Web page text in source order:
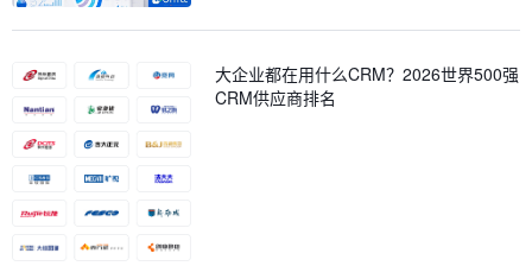
大企业都在用什么CRM？2026世界500强
CRM供应商排名